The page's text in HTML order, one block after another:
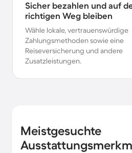
Sicher bezahlen und auf
richtigen Weg bleiben
Wähle lokale, vertrauenswürdige
Zahlungsmethoden sowie eine
Reiseversicherung und andere
Zusatzleistungen.
Meistgesuchte